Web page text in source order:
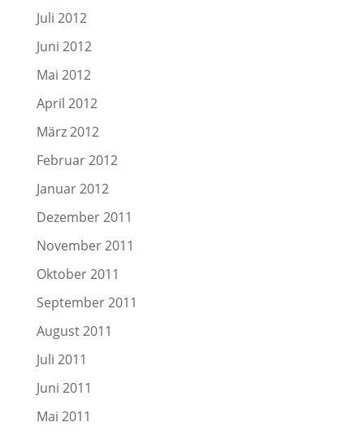
Juli 2012
Juni 2012
Mai 2012
April 2012
März 2012
Februar 2012
Januar 2012
Dezember 2011
November 2011
Oktober 2011
September 2011
August 2011
Juli 2011
Juni 2011
Mai 2011